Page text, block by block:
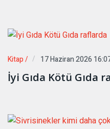
Kitap / 17 Haziran 2026
İyi Gıda Kötü Gıda